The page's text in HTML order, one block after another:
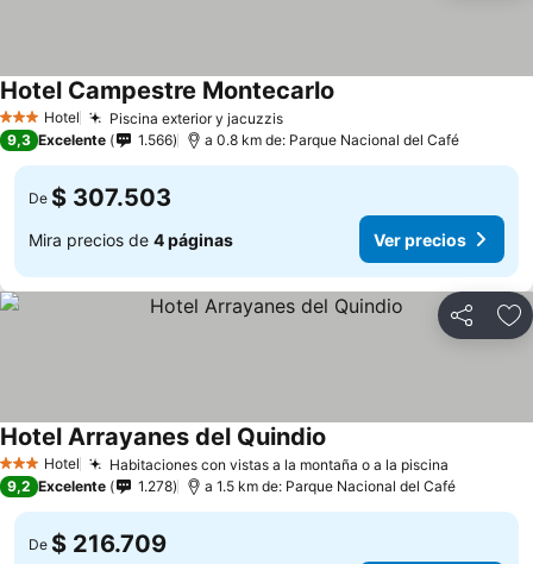
3 Estrellas
Hotel Piscina exterior y jacuzzis
Hotel Campestre Montecarlo
9,3 Excelente 1.566 a 0.8 km de: Parque Nacional del Café
De $ 307.503
Mira precios de 4 páginas Ver precios
Compartir
3 Estrellas
Hotel Habitaciones con vistas a la montaña o a la piscina
Hotel Arrayanes del Quindio
9,2 Excelente 1.278 a 1.5 km de: Parque Nacional del Café
De $ 216.709